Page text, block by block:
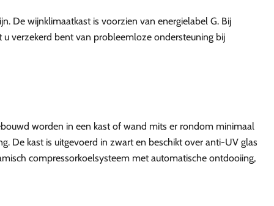
De wijnklimaatkast is voorzien van energielabel G. Bij
verzekerd bent van probleemloze ondersteuning bij
worden in een kast of wand mits er rondom minimaal
De kast is uitgevoerd in zwart en beschikt over anti-UV glas
compressorkoelsysteem met automatische ontdooiing,